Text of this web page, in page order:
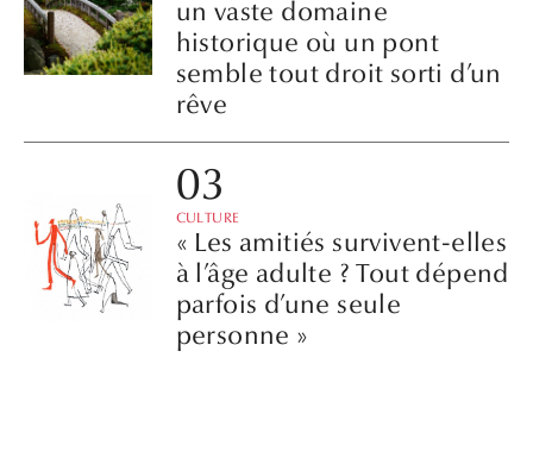
un vaste domaine
historique où un pont
semble tout droit sorti d’un
rêve
CULTURE
« Les amitiés survivent-elles
à l’âge adulte ? Tout dépend
parfois d’une seule
personne »